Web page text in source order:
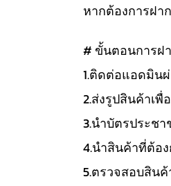
หากต้องการฝา
# ขั้นตอนการฝ
1.ติดต่อแอดมิน
2.ส่งรูปสินค้าเพื่
3.นำบัตรประช
4.นำสินค้าที่ต้อ
5.ตรวจสอบสิน